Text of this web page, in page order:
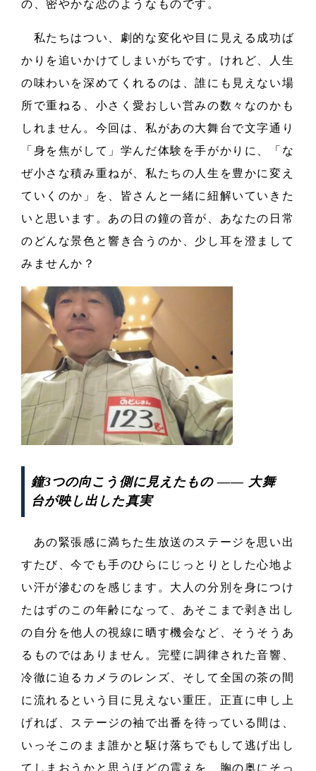
の、密やかな恋のようなものです。
私たちはつい、劇的な変化や目に見える成功ば
かりを追いかけてしまいがちです。けれど、人生
の味わいを深めてくれるのは、誰にも見えない場
所で重ねる、小さく愛おしい営みの数々なのかも
しれません。今回は、私があの大舞台で文字通り
「身を焦がして」学んだ体験を手がかりに、「な
ぜ小さな積み重ねが、私たちの人生を豊かに変え
ていくのか」を、皆さんと一緒に紐解いていきた
いと思います。あの日の鐘の音が、あなたの日常
のどんな景色と響き合うのか、少し耳を澄まして
みませんか？
鐘3つの向こう側に見えたもの ―― 大舞
台が映し出した真実
あの緊張感に満ちた生放送のステージを思い出
すたび、今でも手のひらにじっとりとした心地よ
い汗が滲むのを感じます。大人の分別を身につけ
たはずのこの年齢になって、あそこまで剥き出し
の自分を他人の視線に晒す機会など、そうそうあ
るものではありません。完璧に調律された音響、
冷徹に迫るカメラのレンズ、そして全国の茶の間
に流れるという目に見えない重圧。正直に申し上
げれば、ステージの袖で出番を待っている間は、
いっそこのまま誰かと駆け落ちでもして逃げ出し
てしまおうかと思うほどの震えを、胸の奥にそっ